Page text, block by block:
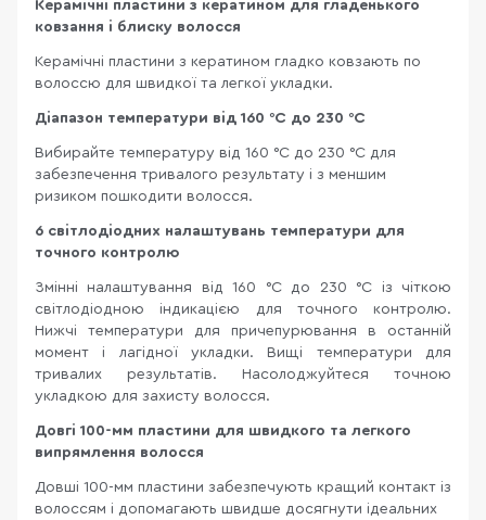
Керамічні пластини з кератином для гладенького
ковзання і блиску волосся
Керамічні пластини з кератином гладко ковзають по
волоссю для швидкої та легкої укладки.
Діапазон температури від 160 °C до 230 °C
Вибирайте температуру від 160 °C до 230 °C для
забезпечення тривалого результату і з меншим
ризиком пошкодити волосся.
6 світлодіодних налаштувань температури для
точного контролю
Змінні налаштування від 160 °C до 230 °C із чіткою
світлодіодною індикацією для точного контролю.
Нижчі температури для причепурювання в останній
момент і лагідної укладки. Вищі температури для
тривалих результатів. Насолоджуйтеся точною
укладкою для захисту волосся.
Довгі 100-мм пластини для швидкого та легкого
випрямлення волосся
Довші 100-мм пластини забезпечують кращий контакт із
волоссям і допомагають швидше досягнути ідеальних